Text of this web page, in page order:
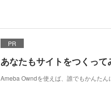
PR
あなたもサイトをつくって
Ameba Owndを使えば、誰でもかんたん